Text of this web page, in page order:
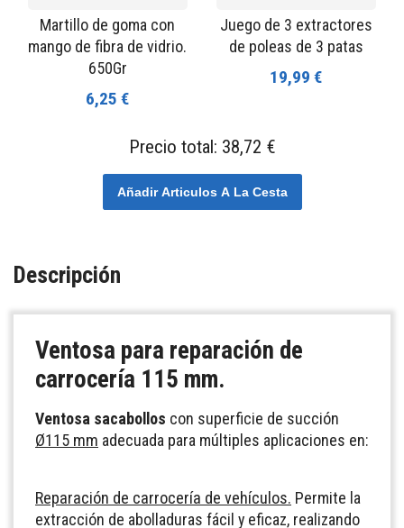
Martillo de goma con
mango de fibra de vidrio.
650Gr
6,25 €
Juego de 3 extractores
de poleas de 3 patas
19,99 €
Precio total: 38,72 €
Añadir Articulos A La Cesta
Descripción
Ventosa para reparación de
carrocería 115 mm.
Ventosa sacabollos con superficie de succión
Ø115 mm adecuada para múltiples aplicaciones en:
Reparación de carrocería de vehículos. Permite la
extracción de abolladuras fácil y eficaz, realizando